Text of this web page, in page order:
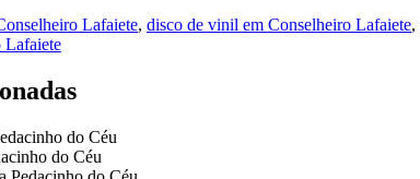
Lafaiete, disco de vinil em Conselheiro Lafaiete,
Lafaiete
do Céu
do Céu